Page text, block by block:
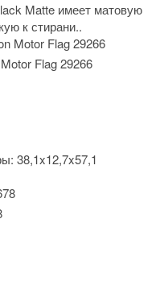
Matte имеет матовую
к стирани..
Flag 29266
38,1x12,7x57,1